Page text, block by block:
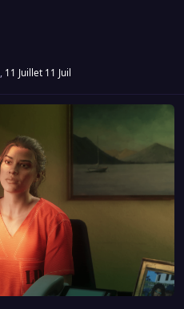
, 11 Juillet 11 Juil